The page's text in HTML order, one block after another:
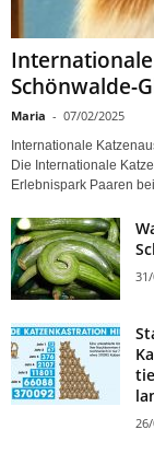
Schönwalde-
Maria - 07/02/2025
Internationale
Die Internationale
Erlebnispark Paaren